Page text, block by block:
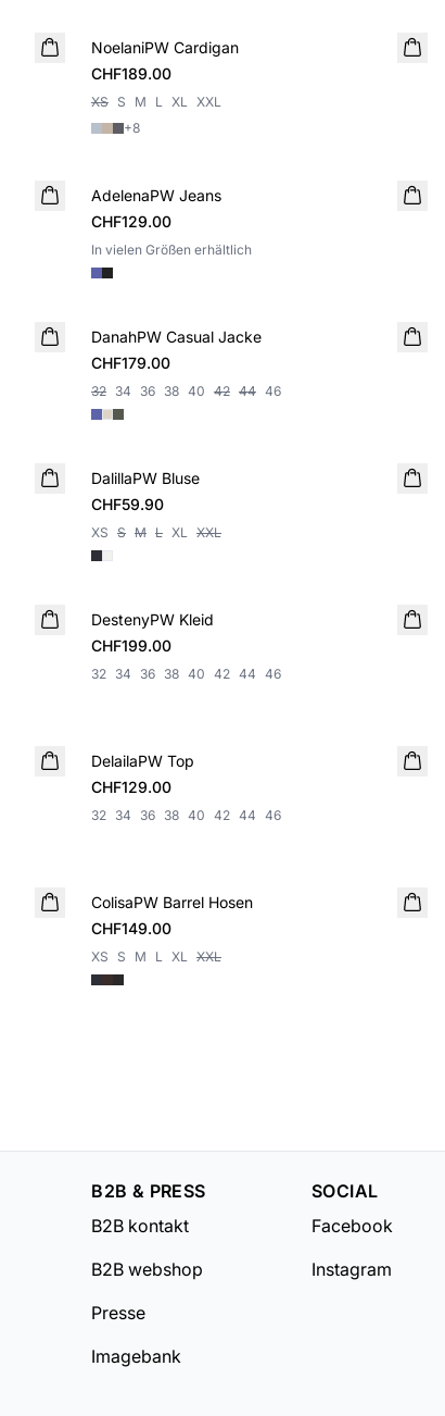
NEUHEIT
NoelaniPW Cardigan
CHF189.00
XS S M L XL XXL
+8
NEUHEIT
AdelenaPW Jeans
CHF129.00
In vielen Größen erhältlich
NEUHEIT
DanahPW Casual Jacke
CHF179.00
32 34 36 38 40 42 44 46
NEUHEIT
DalillaPW Bluse
CHF59.90
XS S M L XL XXL
NEUHEIT
DestenyPW Kleid
CHF199.00
32 34 36 38 40 42 44 46
NEUHEIT
DelailaPW Top
CHF129.00
32 34 36 38 40 42 44 46
NEUHEIT
ColisaPW Barrel Hosen
CHF149.00
XS S M L XL XXL
B2B & PRESS
B2B kontakt
B2B webshop
Presse
Imagebank
SOCIAL
Facebook
Instagram